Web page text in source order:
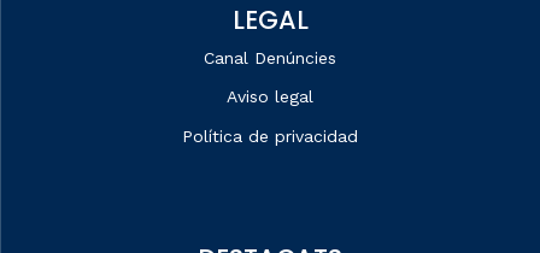
LEGAL
Canal Denúncies
Aviso legal
Política de privacidad